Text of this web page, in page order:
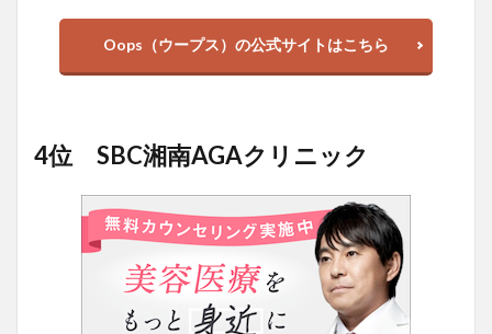
Oops（ウープス）の公式サイトはこちら
4位 SBC湘南AGAクリニック